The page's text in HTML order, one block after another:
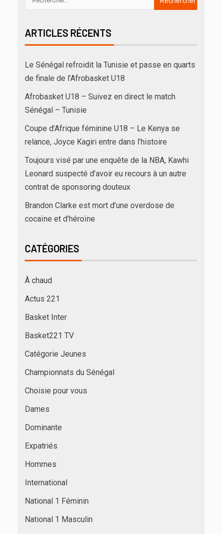
ARTICLES RÉCENTS
Le Sénégal refroidit la Tunisie et passe en quarts
de finale de l’Afrobasket U18
Afrobasket U18 – Suivez en direct le match
Sénégal – Tunisie
Coupe d’Afrique féminine U18 – Le Kenya se
relance, Joyce Kagiri entre dans l’histoire
Toujours visé par une enquête de la NBA, Kawhi
Leonard suspecté d’avoir eu recours à un autre
contrat de sponsoring douteux
Brandon Clarke est mort d’une overdose de
cocaïne et d’héroïne
CATÉGORIES
À chaud
Actus 221
Basket Inter
Basket221 TV
Catégorie Jeunes
Championnats du Sénégal
Choisie pour vous
Dames
Dominante
Expatriés
Hommes
International
National 1 Féminin
National 1 Masculin